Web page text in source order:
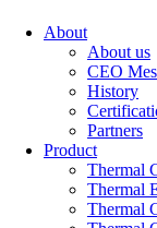
About
About us
CEO
History
Partners
Product
Thermal
Thermal
Thermal